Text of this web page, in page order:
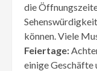
die
können. Viele
Feiertage:
einige Geschäfte